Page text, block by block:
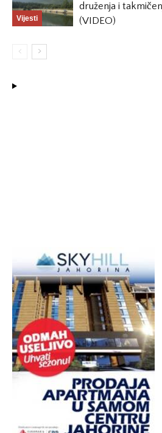
Vijesti
druženja i
(VIDEO)